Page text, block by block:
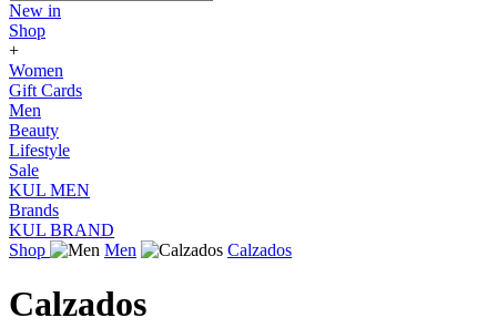
New in
Shop
+
Women
Gift Cards
Men
Beauty
Lifestyle
Sale
KUL MEN
Brands
KUL BRAND
Shop
Men Calzados
Calzados